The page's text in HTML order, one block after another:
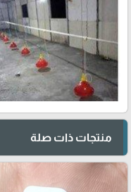
منتجات ذات صلة